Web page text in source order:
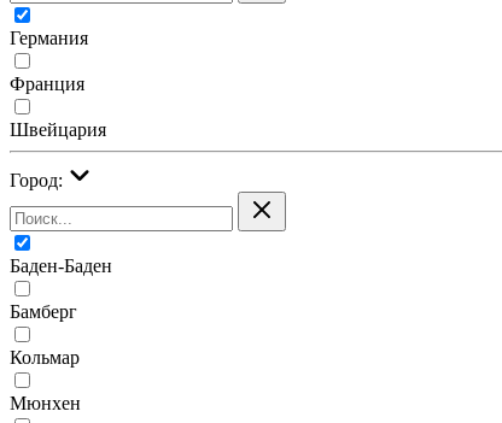
Германия
Франция
Швейцария
Город:
Баден-Баден
Бамберг
Кольмар
Мюнхен